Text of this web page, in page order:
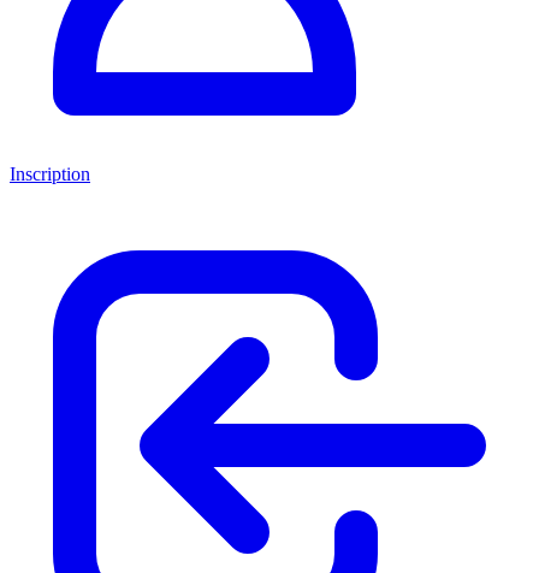
Inscription